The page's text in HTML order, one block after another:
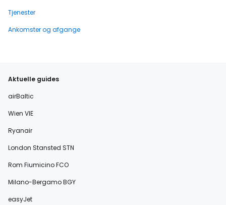
Tjenester
Ankomster og afgange
Aktuelle guides
airBaltic
Wien VIE
Ryanair
London Stansted STN
Rom Fiumicino FCO
Milano-Bergamo BGY
easyJet